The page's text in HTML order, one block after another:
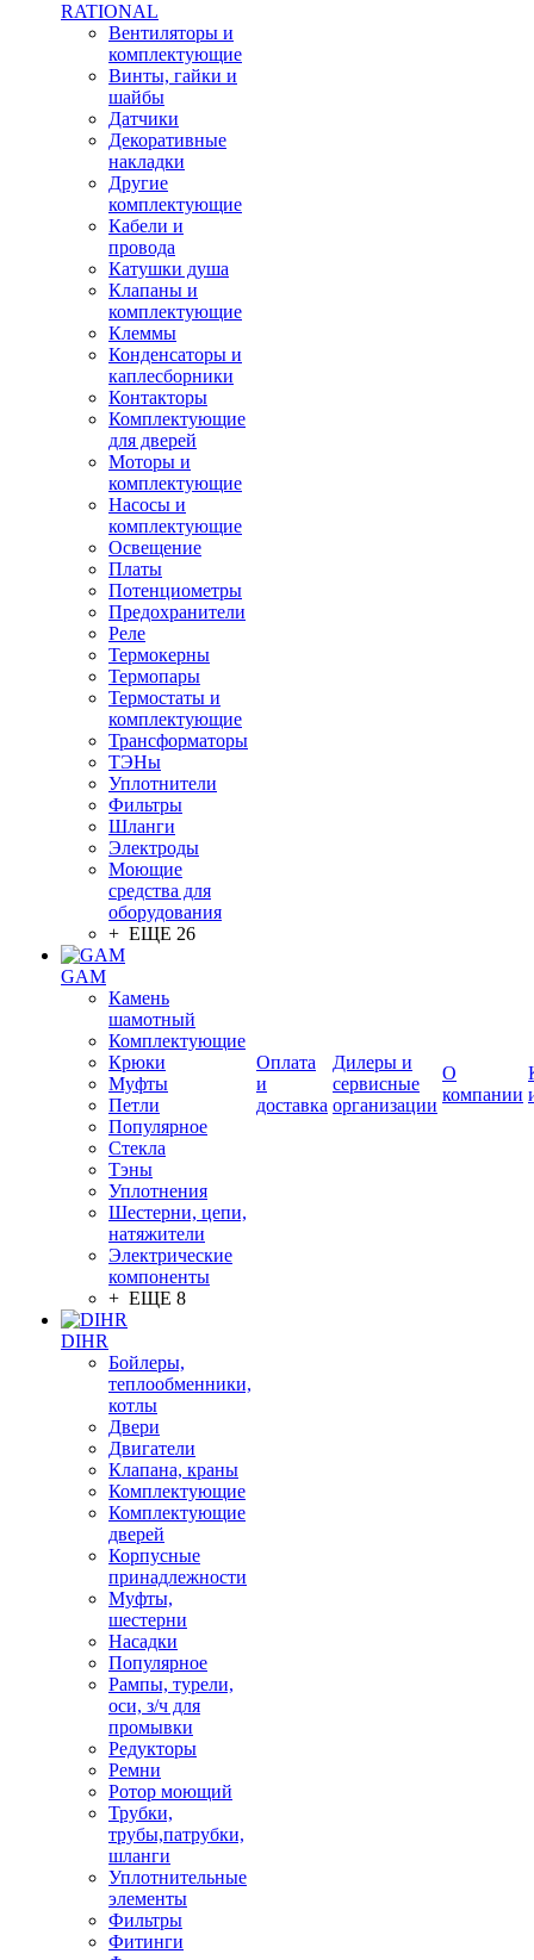
RATIONAL
Вентиляторы и
комплектующие
Винты, гайки и
шайбы
Датчики
Декоративные
накладки
Другие
комплектующие
Кабели и
провода
Катушки душа
Клапаны и
комплектующие
Клеммы
Конденсаторы и
каплесборники
Контакторы
Комплектующие
для дверей
Моторы и
комплектующие
Насосы и
комплектующие
Освещение
Платы
Потенциометры
Предохранители
Реле
Термокерны
Термопары
Термостаты и
комплектующие
Трансформаторы
ТЭНы
Уплотнители
Фильтры
Шланги
Электроды
Моющие
средства для
оборудования
+ ЕЩЕ 26
GAM
Камень
шамотный
Комплектующие
Крюки
Муфты
Петли
Популярное
Стекла
Тэны
Уплотнения
Шестерни, цепи,
натяжители
Электрические
компоненты
+ ЕЩЕ 8
DIHR
Бойлеры,
теплообменники,
котлы
Двери
Двигатели
Клапана, краны
Комплектующие
Комплектующие
дверей
Корпусные
принадлежности
Муфты,
шестерни
Насадки
Популярное
Рампы, турели,
оси, з/ч для
промывки
Редукторы
Ремни
Ротор моющий
Трубки,
трубы,патрубки,
шланги
Уплотнительные
элементы
Фильтры
Фитинги
Оплата
и
доставка
Дилеры и
сервисные
организации
О
компании